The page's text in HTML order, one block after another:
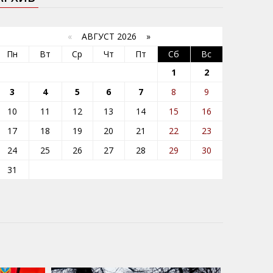
« АВГУСТ 2026 »
Пн
Вт Ср Чт Пт Сб
Вс
1
2
3
4 5 6 7 8
9
10
11 12 13 14 15
16
17
18 19 20 21 22
23
24
25 26 27 28 29
30
31